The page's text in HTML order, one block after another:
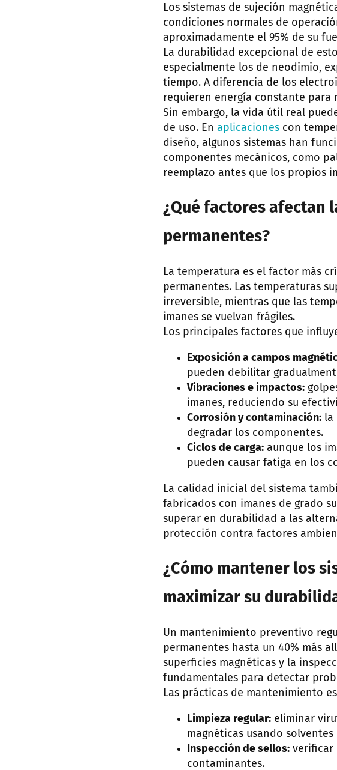
Los sistemas de sujeción
condiciones normales de
aproximadamente el 95% de su
La durabilidad excepcional de
especialmente los de neodimio,
tiempo. A diferencia de los
requieren energía constante para
Sin embargo, la vida útil real
de uso. En aplicaciones con
diseño, algunos sistemas han
componentes mecánicos, como
reemplazo antes que los propios
¿Qué factores afectan
permanentes?
La temperatura es el factor más
permanentes. Las temperaturas
irreversible, mientras que las
imanes se vuelvan frágiles.
Los principales factores que
Exposición a campos
pueden debilitar
Vibraciones e impactos:
imanes, reduciendo su
Corrosión y contaminación: la
degradar los componentes.
Ciclos de carga: aunque los
pueden causar fatiga en los
La calidad inicial del sistema
fabricados con imanes de grado
superar en durabilidad a las
protección contra factores
¿Cómo mantener los
maximizar su
Un mantenimiento preventivo
permanentes hasta un 40% más
superficies magnéticas y la
fundamentales para detectar
Las prácticas de mantenimiento
Limpieza regular: eliminar
magnéticas usando
Inspección de sellos: verificar
contaminantes.